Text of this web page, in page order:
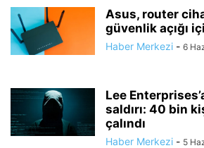
Asus, router
güvenlik açığı
Haber Merkezi - 6
Lee
saldırı: 40 bin
çalındı
Haber Merkezi - 5